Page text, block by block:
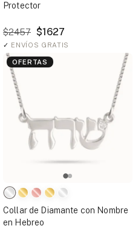
Protector
$2457 $1627
✓ ENVÍOS GRATIS
OFERTAS
Collar de Diamante con Nombre
en Hebreo